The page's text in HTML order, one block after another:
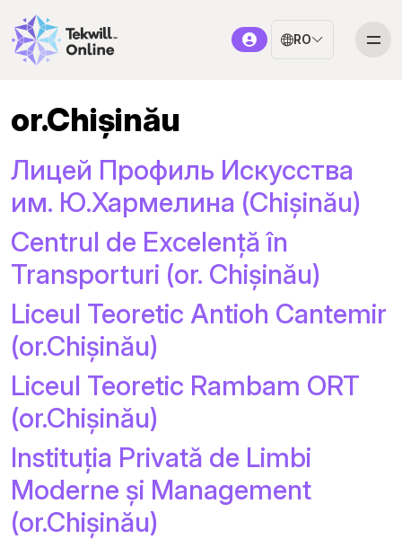
RO
or.Chișinău
Лицей Профиль Искусства
им. Ю.Хармелина (Chişinău)
Centrul de Excelență în
Transporturi (or. Chișinău)
Liceul Teoretic Antioh Cantemir
(or.Chișinău)
Liceul Teoretic Rambam ORT
(or.Chișinău)
Instituția Privată de Limbi
Moderne și Management
(or.Chișinău)